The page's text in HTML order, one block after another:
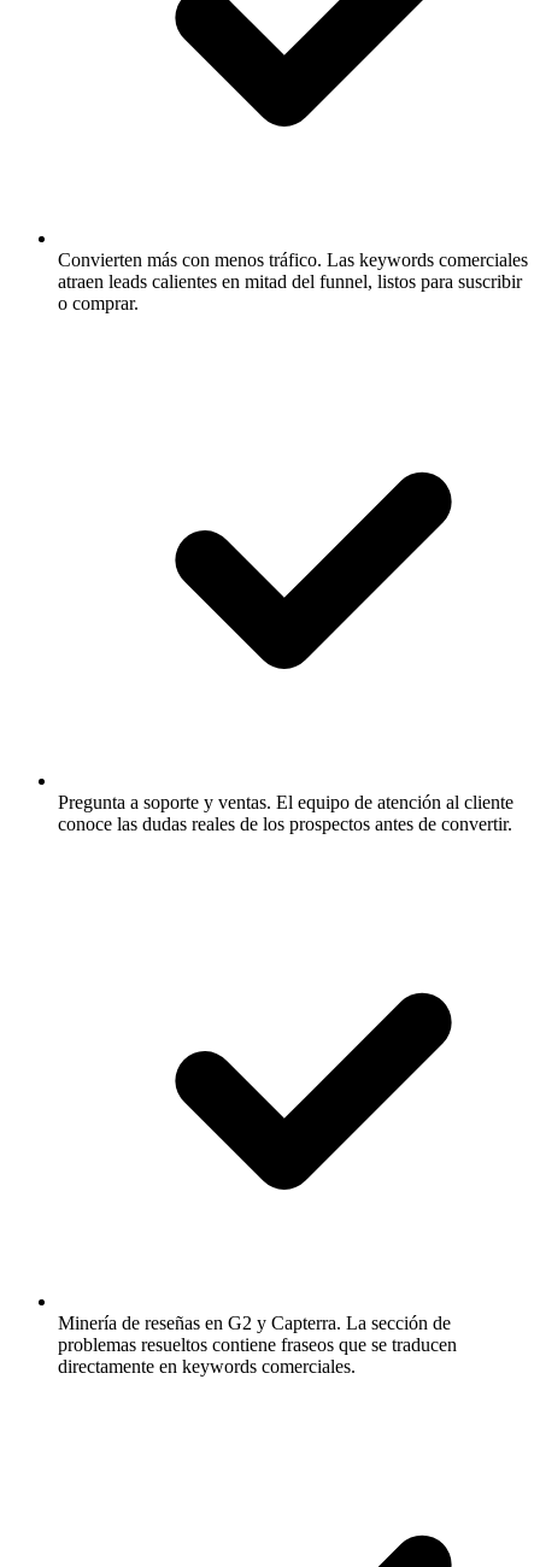
Convierten más con menos tráfico. Las keywords comerciales
atraen leads calientes en mitad del funnel, listos para suscribir
o comprar.
Pregunta a soporte y ventas. El equipo de atención al cliente
conoce las dudas reales de los prospectos antes de convertir.
Minería de reseñas en G2 y Capterra. La sección de
problemas resueltos contiene fraseos que se traducen
directamente en keywords comerciales.